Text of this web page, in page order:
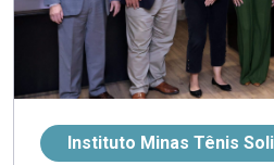
Instituto Minas Tênis